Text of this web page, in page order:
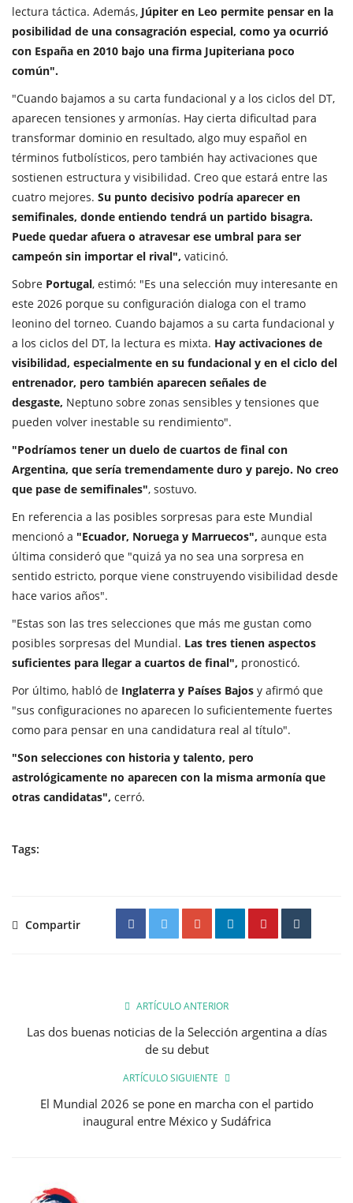
lectura táctica. Además, Júpiter en Leo permite pensar en la
posibilidad de una consagración especial, como ya ocurrió
con España en 2010 bajo una firma Jupiteriana poco
común".
"Cuando bajamos a su carta fundacional y a los ciclos del DT,
aparecen tensiones y armonías. Hay cierta dificultad para
transformar dominio en resultado, algo muy español en
términos futbolísticos, pero también hay activaciones que
sostienen estructura y visibilidad. Creo que estará entre las
cuatro mejores. Su punto decisivo podría aparecer en
semifinales, donde entiendo tendrá un partido bisagra.
Puede quedar afuera o atravesar ese umbral para ser
campeón sin importar el rival", vaticinó.
Sobre Portugal, estimó: "Es una selección muy interesante en
este 2026 porque su configuración dialoga con el tramo
leonino del torneo. Cuando bajamos a su carta fundacional y
a los ciclos del DT, la lectura es mixta. Hay activaciones de
visibilidad, especialmente en su fundacional y en el ciclo del
entrenador, pero también aparecen señales de
desgaste, Neptuno sobre zonas sensibles y tensiones que
pueden volver inestable su rendimiento".
"Podríamos tener un duelo de cuartos de final con
Argentina, que sería tremendamente duro y parejo. No creo
que pase de semifinales", sostuvo.
En referencia a las posibles sorpresas para este Mundial
mencionó a "Ecuador, Noruega y Marruecos", aunque esta
última consideró que "quizá ya no sea una sorpresa en
sentido estricto, porque viene construyendo visibilidad desde
hace varios años".
"Estas son las tres selecciones que más me gustan como
posibles sorpresas del Mundial. Las tres tienen aspectos
suficientes para llegar a cuartos de final", pronosticó.
Por último, habló de Inglaterra y Países Bajos y afirmó que
"sus configuraciones no aparecen lo suficientemente fuertes
como para pensar en una candidatura real al título".
"Son selecciones con historia y talento, pero
astrológicamente no aparecen con la misma armonía que
otras candidatas", cerró.
Tags:
Compartir
ARTÍCULO ANTERIOR
Las dos buenas noticias de la Selección argentina a días
de su debut
ARTÍCULO SIGUIENTE
El Mundial 2026 se pone en marcha con el partido
inaugural entre México y Sudáfrica